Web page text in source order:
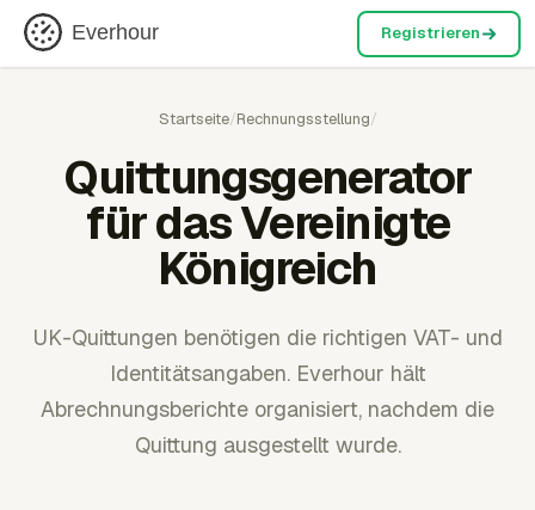
Everhour Registrieren
Startseite/Rechnungsstellung/
Quittungsgenerator
für das Vereinigte
Königreich
UK-Quittungen benötigen die richtigen VAT- und
Identitätsangaben. Everhour hält
Abrechnungsberichte organisiert, nachdem die
Quittung ausgestellt wurde.